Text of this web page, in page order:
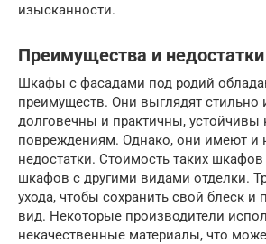
изысканности.
Преимущества и недостатки
Шкафы с фасадами под родий
преимуществ. Они выглядят стильно
долговечны и практичны, устойчивы
повреждениям. Однако, они имеют и
недостатки. Стоимость таких
шкафов с другими видами отделки.
ухода, чтобы сохранить свой блеск и
вид. Некоторые производители
некачественные материалы, что